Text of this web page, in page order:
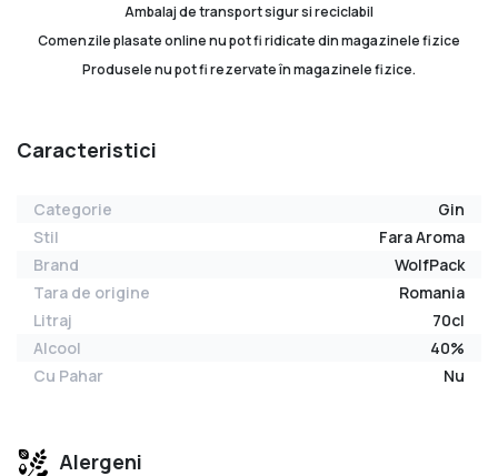
Ambalaj de transport sigur si reciclabil
Comenzile plasate online nu pot fi ridicate din magazinele fizice
Produsele nu pot fi rezervate în magazinele fizice.
Caracteristici
Categorie
Gin
Stil
Fara Aroma
Brand
WolfPack
Tara de origine
Romania
Litraj
70cl
Alcool
40%
Cu Pahar
Nu
Alergeni